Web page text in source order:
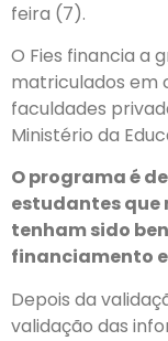
feira (7).
O Fies financia a
matriculados em
faculdades
Ministério da
O programa é
estudantes que
tenham sido
financiamento
Depois da
validação das